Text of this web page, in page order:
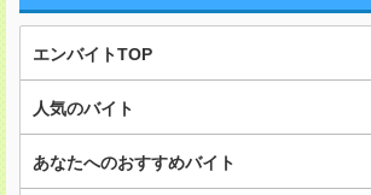
エンバイトTOP
人気のバイト
あなたへのおすすめバイト